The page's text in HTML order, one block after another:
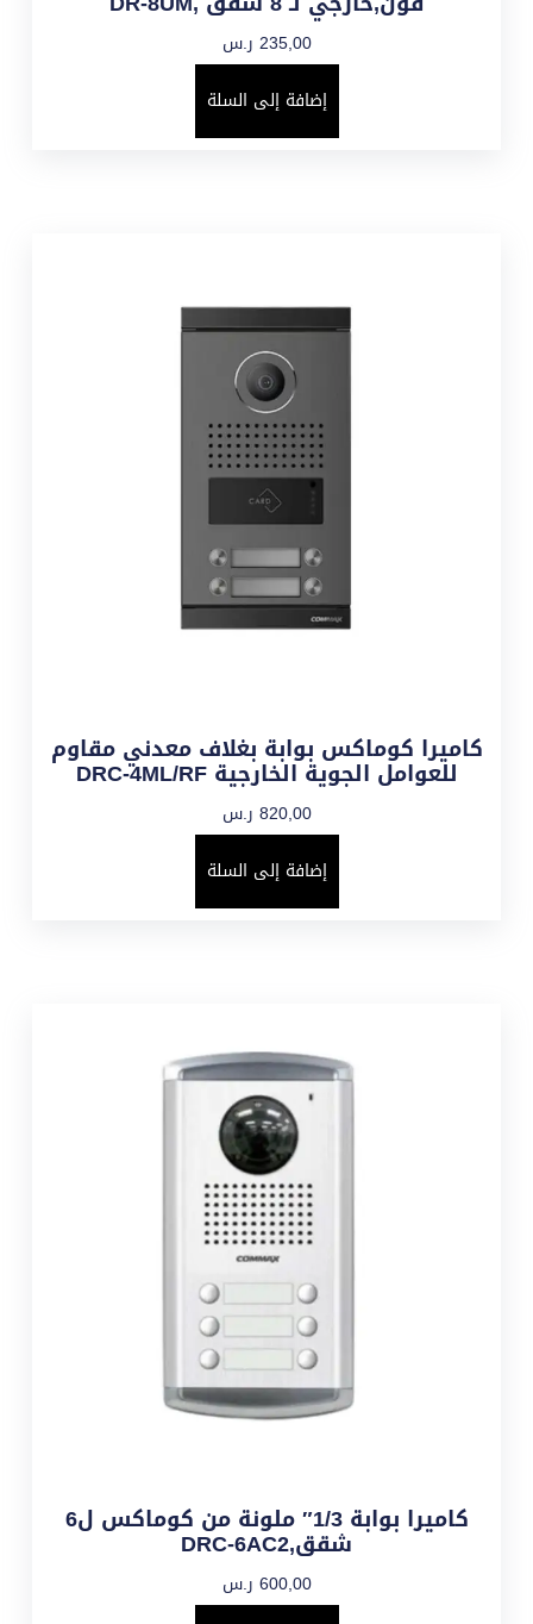
235,00 ر.س
إضافة إلى السلة
كاميرا كوماكس بوابة بغلاف معدني مقاوم
للعوامل الجوية الخارجية DRC-4ML/RF
820,00 ر.س
إضافة إلى السلة
كاميرا بوابة 1/3″ ملونة من كوماكس ل6
شقق,DRC-6AC2
600,00 ر.س